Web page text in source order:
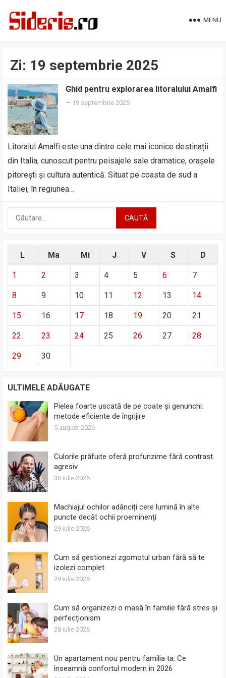
MENU
Zi: 19 septembrie 2025
Ghid pentru explorarea litoralului Amalfi
— 19 septembrie 2025
Litoralul Amalfi este una dintre cele mai iconice destinații
din Italia, cunoscut pentru peisajele sale dramatice, orașele
pitorești și cultura autentică. Situat pe coasta de sud a
Italiei, în regiunea…
Caută
L Ma Mi J V S D
1 2 3 4 5 6 7
8 9 10 11 12 13 14
15 16 17 18 19 20 21
22 23 24 25 26 27 28
29 30
ULTIMELE ADĂUGATE
Pielea foarte uscată de pe coate și genunchi:
metode eficiente de îngrijire
5 august 2026
Culorile prăfuite oferă profunzime fără contrast
agresiv
30 iulie 2026
Machiajul ochilor adânciți cere lumină în alte
puncte decât ochii proeminenți
29 iulie 2026
Cum să gestionezi zgomotul urban fără să te
izolezi complet
29 iulie 2026
Cum să organizezi o masă în familie fără stres și
perfecționism
28 iulie 2026
Un apartament nou pentru familia ta: Ce
înseamnă confortul modern în 2026